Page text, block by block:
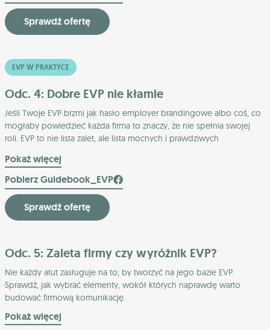
Sprawdź ofertę
EVP W PRAKTYCE
Odc. 4: Dobre EVP nie kłamie
Jeśli Twoje EVP brzmi jak hasło employer brandingowe albo coś, co
mogłaby powiedzieć każda firma to znaczy, że nie spełnia swojej
roli. EVP to nie lista zalet, ale lista mocnych i prawdziwych
Pokaż więcej
Pobierz Guidebook_EVP
Sprawdź ofertę
Odc. 5: Zaleta firmy czy wyróżnik EVP?
Nie każdy atut zasługuje na to, by tworzyć na jego bazie EVP.
Sprawdź, jak wybrać elementy, wokół których naprawdę warto
budować firmową komunikację.
Pokaż więcej